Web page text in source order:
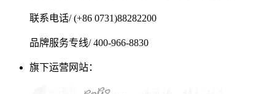
联系电话/ (+86 0731)88282200
品牌服务专线/ 400-966-8830
旗下运营网站：